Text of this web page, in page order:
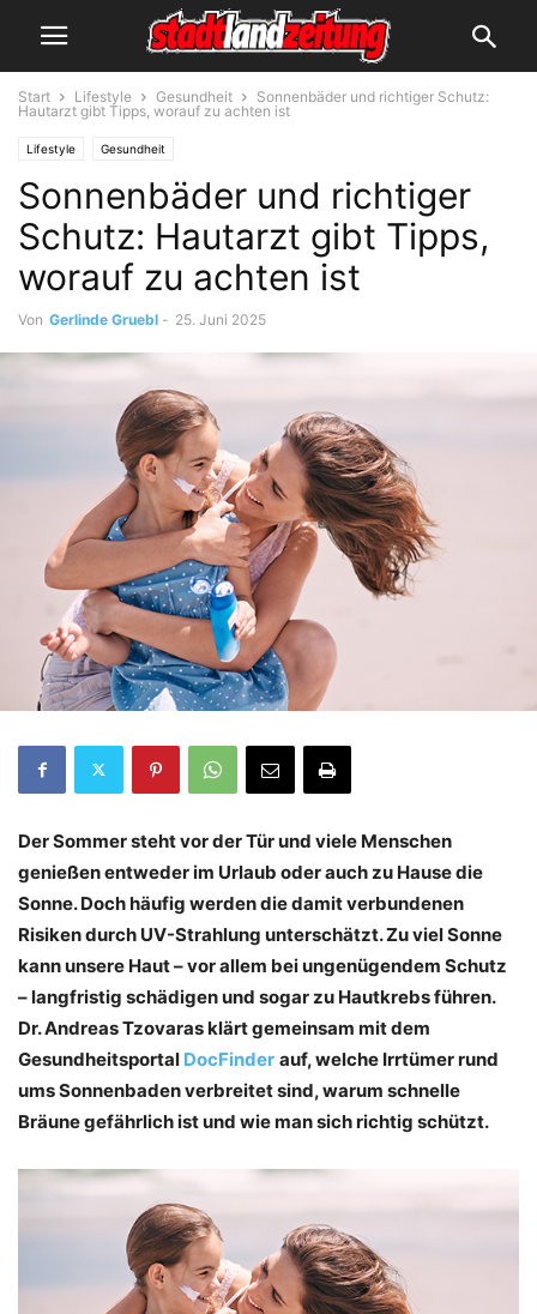
Start Lifestyle Gesundheit
Sonnenbäder und richtiger Schutz:
Hautarzt gibt Tipps, worauf zu achten ist
Lifestyle Gesundheit
Sonnenbäder und richtiger
Schutz: Hautarzt gibt Tipps,
worauf zu achten ist
Von Gerlinde Gruebl - 25. Juni 2025
Der Sommer steht vor der Tür und viele Menschen
genießen entweder im Urlaub oder auch zu Hause die
Sonne. Doch häufig werden die damit verbundenen
Risiken durch UV-Strahlung unterschätzt. Zu viel Sonne
kann unsere Haut – vor allem bei ungenügendem Schutz
– langfristig schädigen und sogar zu Hautkrebs führen.
Dr. Andreas Tzovaras klärt gemeinsam mit dem
Gesundheitsportal DocFinder auf, welche Irrtümer rund
ums Sonnenbaden verbreitet sind, warum schnelle
Bräune gefährlich ist und wie man sich richtig schützt.